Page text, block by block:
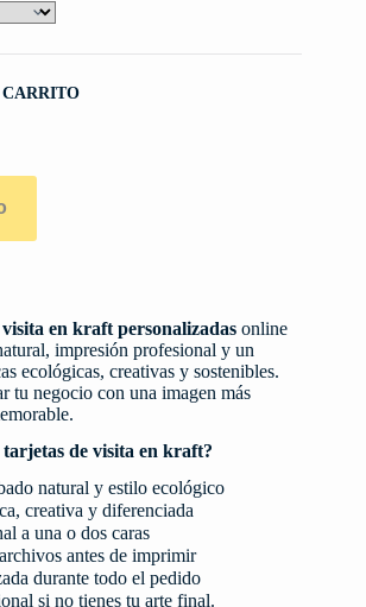
en kraft personalizadas online
impresión profesional y un
ecológicas, creativas y sostenibles.
tu negocio con una imagen más
tarjetas de visita en kraft?
natural y estilo ecológico
creativa y diferenciada
a una o dos caras
antes de imprimir
durante todo el pedido
si no tienes tu arte final.